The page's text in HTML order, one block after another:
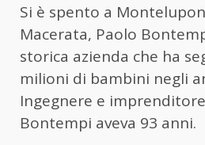
Si è spento a
Macerata, Paolo
storica azienda che ha
milioni di bambini negli
Ingegnere e
Bontempi aveva 93 anni.